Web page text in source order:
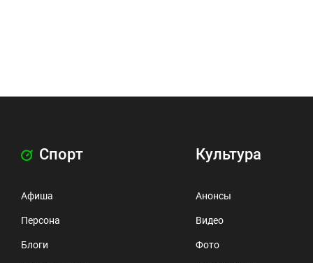
Спорт
Афиша
Персона
Блоги
Культура
Анонсы
Видео
Фото